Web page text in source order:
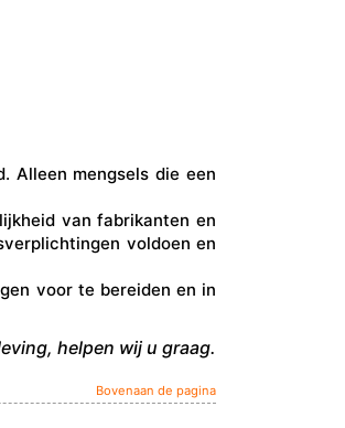
Alleen mengsels die een
van fabrikanten en
voldoen en
voor te bereiden en in
helpen wij u graag.
Bovenaan de pagina